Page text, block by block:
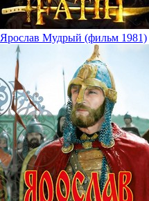
Ярослав Мудрый (фильм 1981)